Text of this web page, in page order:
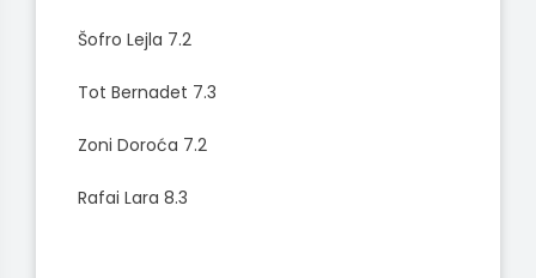
Šofro Lejla 7.2
Tot Bernadet 7.3
Zoni Doroća 7.2
Rafai Lara 8.3